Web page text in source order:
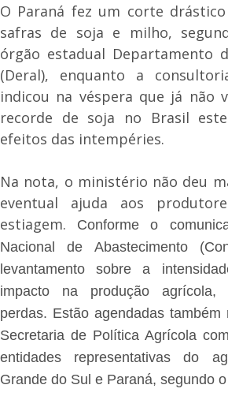
O Paraná fez um corte
safras de soja e milho,
órgão estadual Departamento
(Deral), enquanto a
indicou na véspera que já não
recorde de soja no Brasil
efeitos das intempéries.
Na nota, o ministério não deu
eventual ajuda aos
estiagem.
Conforme o
Nacional de Abastecimento
levantamento sobre a
impacto na produção agrícola,
perdas. Estão agendadas também
Secretaria de Política Agrícola
entidades representativas do
Grande do Sul e Paraná, segundo